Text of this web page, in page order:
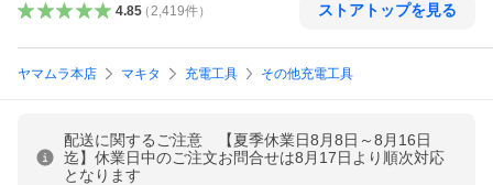
4.85（ 2,419件） ストアトップを見る
ヤマムラ本店 マキタ 充電工具 その他充電工具
配送に関するご注意 【夏季休業日8月8日～8月16日
迄】休業日中のご注文お問合せは8月17日より順次対応
となります